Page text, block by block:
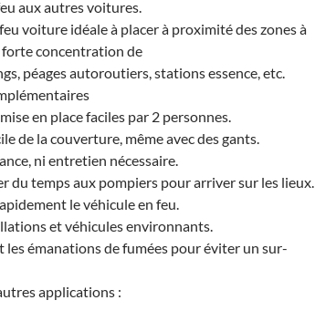
aux autres voitures.
voiture idéale à placer à proximité des zones à
forte concentration de
péages autoroutiers, stations essence, etc.
en place faciles par 2 personnes.
de la couverture, même avec des gants.
ni entretien nécessaire.
du temps aux pompiers pour arriver sur les lieux.
le véhicule en feu.
et véhicules environnants.
émanations de fumées pour éviter un sur-
applications :